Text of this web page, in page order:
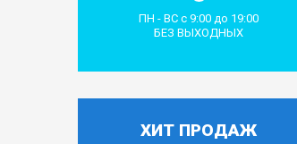
ПН - ВС с 9:00 до 19:00
БЕЗ ВЫХОДНЫХ
ХИТ ПРОДАЖ